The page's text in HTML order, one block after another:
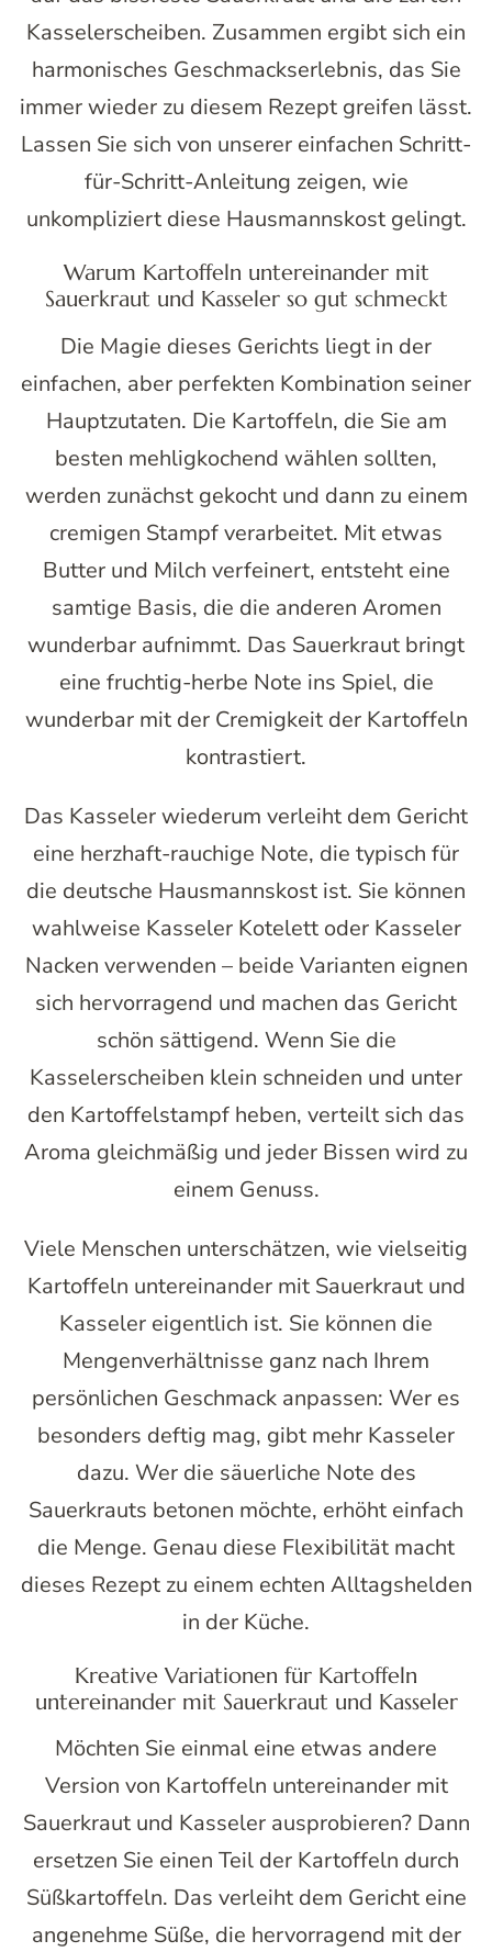
Kasselerscheiben. Zusammen ergibt sich ein
harmonisches Geschmackserlebnis, das Sie
immer wieder zu diesem Rezept greifen lässt.
Lassen Sie sich von unserer einfachen Schritt-
für-Schritt-Anleitung zeigen, wie
unkompliziert diese Hausmannskost gelingt.
Warum Kartoffeln untereinander mit
Sauerkraut und Kasseler so gut schmeckt
Die Magie dieses Gerichts liegt in der
einfachen, aber perfekten Kombination seiner
Hauptzutaten. Die Kartoffeln, die Sie am
besten mehligkochend wählen sollten,
werden zunächst gekocht und dann zu einem
cremigen Stampf verarbeitet. Mit etwas
Butter und Milch verfeinert, entsteht eine
samtige Basis, die die anderen Aromen
wunderbar aufnimmt. Das Sauerkraut bringt
eine fruchtig-herbe Note ins Spiel, die
wunderbar mit der Cremigkeit der Kartoffeln
kontrastiert.
Das Kasseler wiederum verleiht dem Gericht
eine herzhaft-rauchige Note, die typisch für
die deutsche Hausmannskost ist. Sie können
wahlweise Kasseler Kotelett oder Kasseler
Nacken verwenden – beide Varianten eignen
sich hervorragend und machen das Gericht
schön sättigend. Wenn Sie die
Kasselerscheiben klein schneiden und unter
den Kartoffelstampf heben, verteilt sich das
Aroma gleichmäßig und jeder Bissen wird zu
einem Genuss.
Viele Menschen unterschätzen, wie vielseitig
Kartoffeln untereinander mit Sauerkraut und
Kasseler eigentlich ist. Sie können die
Mengenverhältnisse ganz nach Ihrem
persönlichen Geschmack anpassen: Wer es
besonders deftig mag, gibt mehr Kasseler
dazu. Wer die säuerliche Note des
Sauerkrauts betonen möchte, erhöht einfach
die Menge. Genau diese Flexibilität macht
dieses Rezept zu einem echten Alltagshelden
in der Küche.
Kreative Variationen für Kartoffeln
untereinander mit Sauerkraut und Kasseler
Möchten Sie einmal eine etwas andere
Version von Kartoffeln untereinander mit
Sauerkraut und Kasseler ausprobieren? Dann
ersetzen Sie einen Teil der Kartoffeln durch
Süßkartoffeln. Das verleiht dem Gericht eine
angenehme Süße, die hervorragend mit der